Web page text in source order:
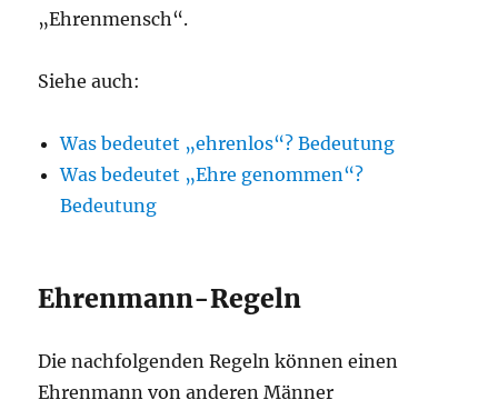
„Ehrenmensch“.
Siehe auch:
Was bedeutet „ehrenlos“? Bedeutung
Was bedeutet „Ehre genommen“?
Bedeutung
Ehrenmann-Regeln
Die nachfolgenden Regeln können einen
Ehrenmann von anderen Männer